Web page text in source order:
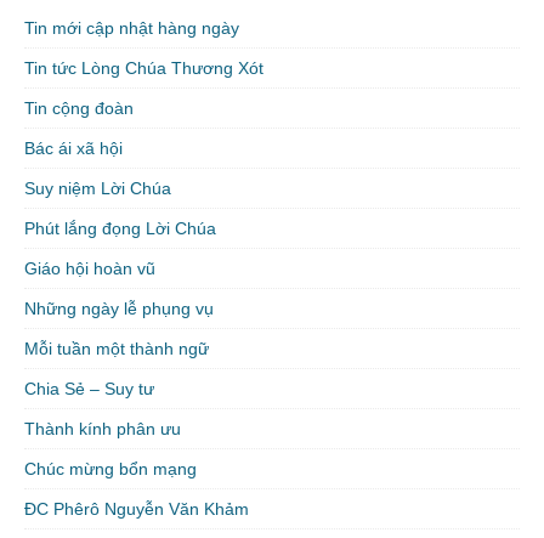
Tin mới cập nhật hàng ngày
Tin tức Lòng Chúa Thương Xót
Tin cộng đoàn
Bác ái xã hội
Suy niệm Lời Chúa
Phút lắng đọng Lời Chúa
Giáo hội hoàn vũ
Những ngày lễ phụng vụ
Mỗi tuần một thành ngữ
Chia Sẻ – Suy tư
Thành kính phân ưu
Chúc mừng bổn mạng
ĐC Phêrô Nguyễn Văn Khảm